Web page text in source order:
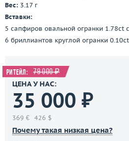
Вес: 3.17 г
Вставки:
5 сапфиров овальной огранки 1.78ct
6 бриллиантов круглой огранки
Ритейл: 79 000 ₽
ЦЕНА У НАС:
35 000 ₽
369 € 426 $
Почему такая низкая цена?